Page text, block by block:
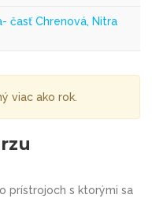
časť Chrenová, Nitra
viac ako rok.
prístrojoch s ktorými sa